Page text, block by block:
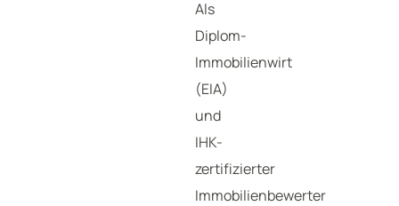
Als
Diplom-
Immobilienwirt
(EIA)
und
IHK-
zertifizierter
Immobilienbewerter